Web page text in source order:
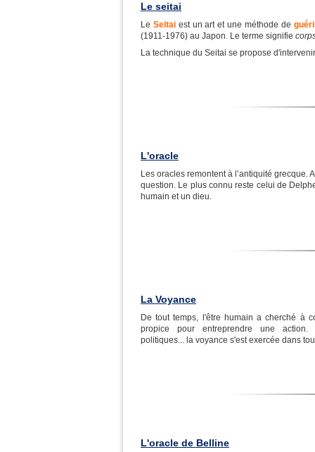
Le seitai
Le Seitaiest un art et une méthode de
(1911-1976) au Japon. Le terme signifie
La technique du Seitai se propose
L'oracle
Les oracles remontent à l’antiquité grecque.
question. Le plus connu reste celui de
humain et un dieu.
La Voyance
De tout temps, l'être humain a cherché à
propice pour entreprendre une action.
politiques... la voyance s'est exercée dans
L'oracle de Belline